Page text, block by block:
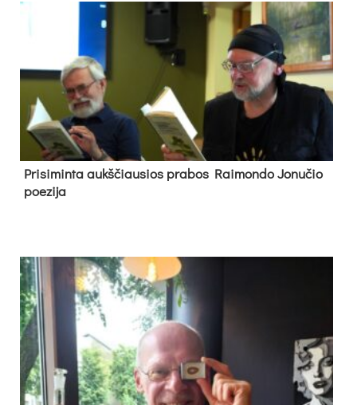
Pri­si­min­ta aukš­čiau­sios pra­bos Rai­mon­do Jo­nu­čio
poe­zi­ja